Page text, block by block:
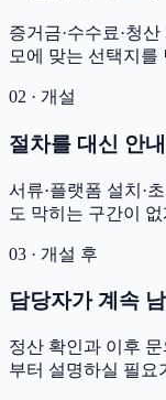
증거금·수수료·청
모에 맞는 선택지를
02 · 개설
절차를 대신 안
서류·플랫폼 설치·
도 막히는 구간이
03 · 개설 후
담당자가 계속
정산 확인과 이후
부터 설명하실 필요